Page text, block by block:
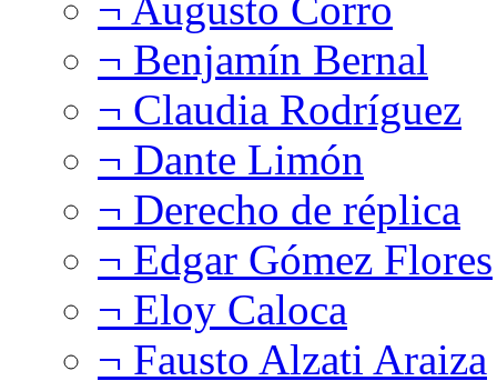
¬ Benjamín Bernal
¬ Claudia Rodríguez
¬ Dante Limón
¬ Derecho de réplica
¬ Edgar Gómez Flores
¬ Eloy Caloca
¬ Fausto Alzati Araiza